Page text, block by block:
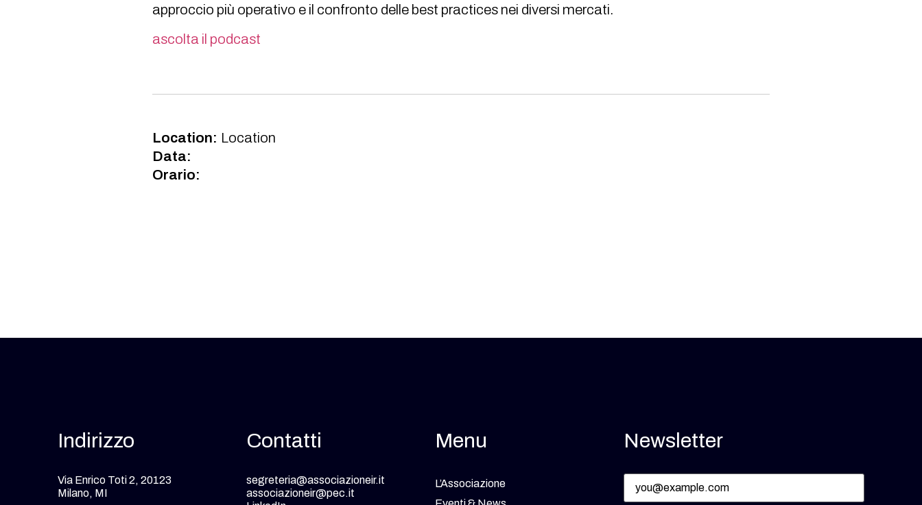
approccio più operativo e il confronto delle best practices nei diversi mercati.
ascolta il podcast
Location: Location
Data:
Orario:
Indirizzo
Via Enrico Toti 2, 20123
Milano, MI
Contatti
segreteria@associazioneir.it
associazioneir@pec.it
Menu
L’Associazione
Newsletter